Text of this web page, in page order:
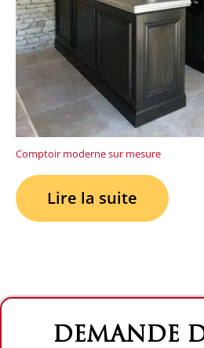
Comptoir moderne sur mesure
Lire la suite
DEMANDE